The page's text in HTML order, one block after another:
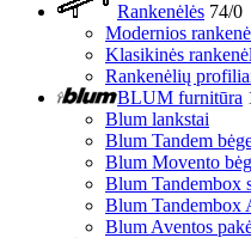
Rankenėlės 74/0
Modernios
Klasikinės
Rankenėlių
BLUM furnitūra
Blum lankstai
Blum Tandem
Blum Movento
Blum Tandembox
Blum Tandembox
Blum Aventos